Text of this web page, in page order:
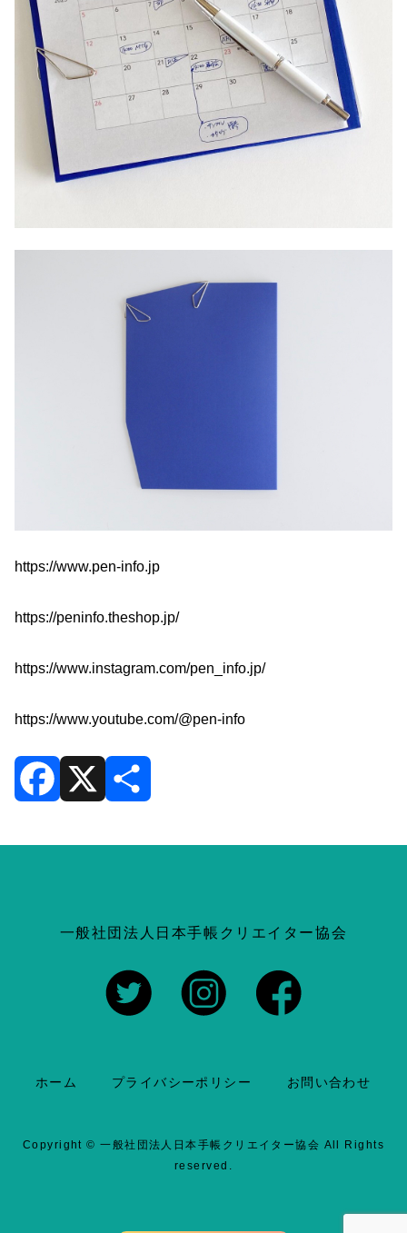
https://www.pen-info.jp
https://peninfo.theshop.jp/
https://www.instagram.com/pen_info.jp/
https://www.youtube.com/@pen-info
一般社団法人日本手帳クリエイター協会
ホーム プライバシーポリシー お問い合わせ
Copyright ©一般社団法人日本手帳クリエイター協会 All Rights
reserved.